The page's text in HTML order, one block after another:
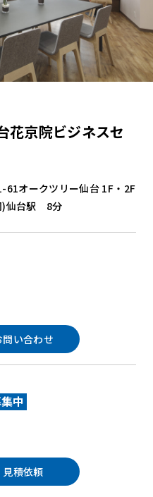
花京院ビジネスセ
61オークツリー仙台 1F・2F
)仙台駅 8分
問い合わせ
中
見積依頼